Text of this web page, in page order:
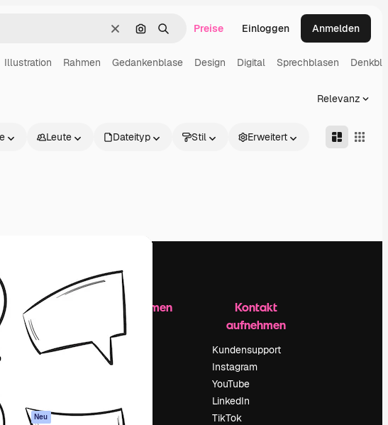
LöschenNach Bild suchen
SuchenPreise Einloggen Anmelden
Illustration Rahmen Gedankenblase Design Digital Sprechblasen
Relevanz
Leute Dateityp Stil Erweitert
Neu
Unternehmen
Preise
Über uns
Reviews
Blog
Kontakt
aufnehmen
Kundensupport
Instagram
YouTube
LinkedIn
TikTok